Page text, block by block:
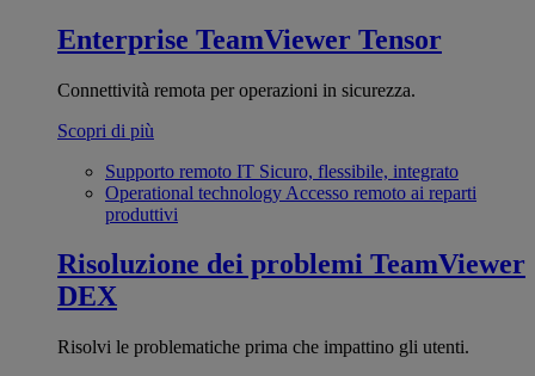
Enterprise TeamViewer Tensor
Connettività remota per operazioni in sicurezza.
Scopri di più
Supporto remoto IT Sicuro, flessibile, integrato
Operational technology Accesso remoto ai reparti
produttivi
Risoluzione dei problemi TeamViewer
DEX
Risolvi le problematiche prima che impattino gli utenti.